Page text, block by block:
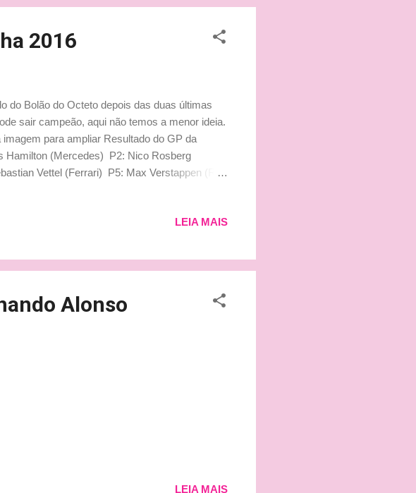
2016
do Bolão do Octeto depois das duas últimas
sair campeão, aqui não temos a menor ideia.
para ampliar Resultado do GP da
Hamilton (Mercedes) P2: Nico Rosberg
Vettel (Ferrari) P5: Max Verstappen (Red
(Mercedes) P5: Sebastian Vettel
um e-mail. B...
LEIA MAIS
Alonso
LEIA MAIS